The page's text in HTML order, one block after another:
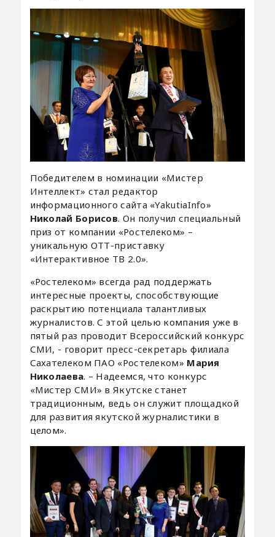
Победителем в номинации «Мистер
Интеллект» стал редактор
информационного сайта «YakutiaInfo»
Николай Борисов. Он получил специальный
приз от компании «Ростелеком» –
уникальную ОТТ-приставку
«Интерактивное ТВ 2.0».
«Ростелеком» всегда рад поддержать
интересные проекты, способствующие
раскрытию потенциала талантливых
журналистов. С этой целью компания уже в
пятый раз проводит Всероссийский конкурс
СМИ, - говорит пресс-секретарь филиала
Сахателеком ПАО «Ростелеком» Мария
Николаева. – Надеемся, что конкурс
«Мистер СМИ» в Якутске станет
традиционным, ведь он служит площадкой
для развития якутской журналистики в
целом».